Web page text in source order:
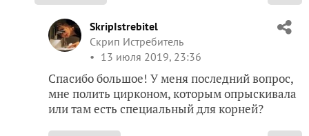
SkripIstrebitel
Скрип Истребитель
13 июля 2019, 23:36
Спасибо большое! У меня последний вопрос,
мне полить цирконом, которым опрыскивала
или там есть специальный для корней?